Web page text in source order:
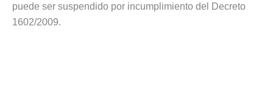
puede ser suspendido por incumplimiento del Decreto
1602/2009.